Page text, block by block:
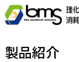
製品紹介